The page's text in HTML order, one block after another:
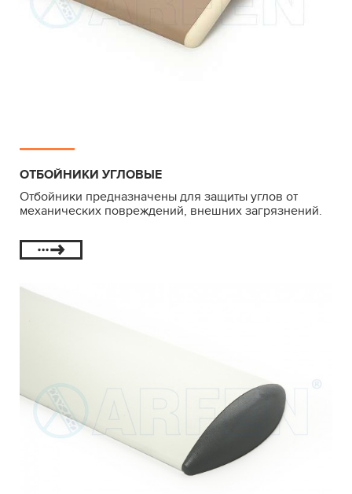
ОТБОЙНИКИ УГЛОВЫЕ
Отбойники предназначены для защиты углов от
механических повреждений, внешних загрязнений.